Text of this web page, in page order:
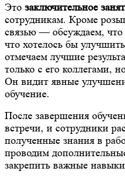
Это заключительное
сотрудникам. Кроме
связью — обсуждаем, что
что хотелось бы
отмечаем лучшие
только с его коллегами,
Он видит явные
обучение.
После завершения
встречи, и сотрудники
полученные знания в
проводим
закрепить важные